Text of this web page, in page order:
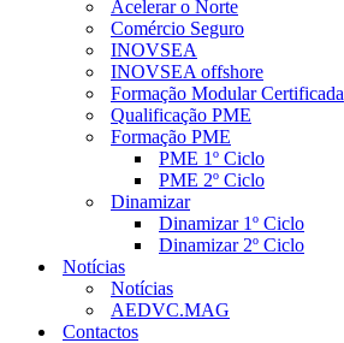
Acelerar o Norte
Comércio Seguro
INOVSEA
INOVSEA offshore
Formação Modular Certificada
Qualificação PME
Formação PME
PME 1º Ciclo
PME 2º Ciclo
Dinamizar
Dinamizar 1º Ciclo
Dinamizar 2º Ciclo
Notícias
Notícias
AEDVC.MAG
Contactos